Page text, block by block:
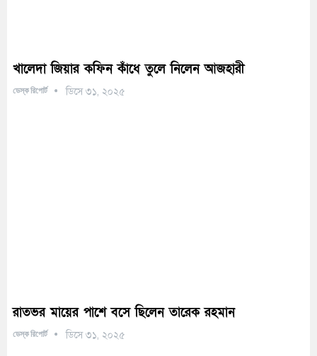
খালেদা জিয়ার কফিন কাঁধে তুলে নিলেন আজহারী
ডেস্ক রিপোর্ট ডিসে ৩১, ২০২৫
রাতভর মায়ের পাশে বসে ছিলেন তারেক রহমান
ডেস্ক রিপোর্ট ডিসে ৩১, ২০২৫